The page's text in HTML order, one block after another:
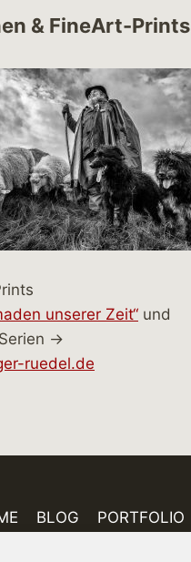
& FineArt-Prints
unserer Zeit“ und
→
ruedel.de
BLOG
PORTFOLIO